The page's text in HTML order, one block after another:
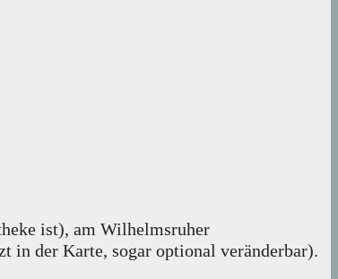
ist), am Wilhelmsruher
in der Karte, sogar optional veränderbar).